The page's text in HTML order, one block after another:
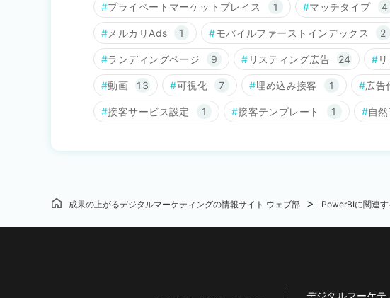
プライベートマーケットプレイス 1 マッチタイプ 4
メルカリAds 1 モバイルファーストインデックス 2
ランディングページ 9 リスティング広告 24
動画 13 可視化 7 埋め込み接客 1 広告
接客サービス設定 1 接客テンプレート 1 自
成果の上がるデジタルマーケティングの情報サイト ウェブ部 PowerBIに関連
デジタルマーケテ